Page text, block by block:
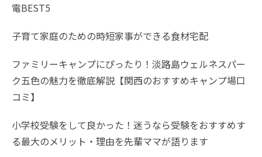
電BEST5
子育て家庭のための時短家事ができる食材宅配
ファミリーキャンプにぴったり！淡路島ウェルネスパー
ク五色の魅力を徹底解説【関西のおすすめキャンプ場口
コミ】
小学校受験をして良かった！迷うなら受験をおすすめす
る最大のメリット・理由を先輩ママが語ります